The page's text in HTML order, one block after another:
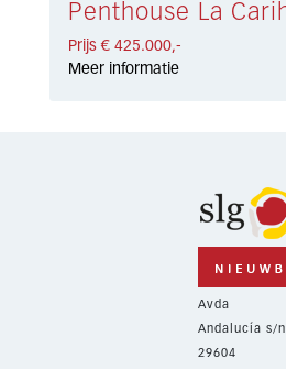
Prijs € 425.000,-
Meer informatie
Avda
Andalucía s/n
29604